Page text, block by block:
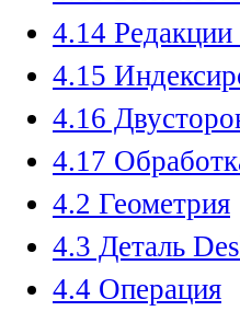
4.14
4.15
4.16
4.17
4.2 Геометрия
4.3 Деталь
4.4 Операция